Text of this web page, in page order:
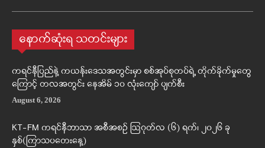
နောက်ဆုံးရ သတင်းများ
ကရင်နီပြည်နဲ့ ကယန်းဒေသအတွင်းမှာ စစ်အုပ်စုတပ်ရဲ့ တိုက်ခိုက်မှုတွေ
ကြောင့် တလအတွင်း နေအိမ် ၁၀ လုံးကျော် ပျက်စီး
August 6, 2026
KT-FM ကရင်နီဘာသာ အစီအစဉ် ဩဂုတ်လ (၆) ရက်၊ ၂၀၂၆ ခု
နှစ်(ကြာသပတေးနေ့)